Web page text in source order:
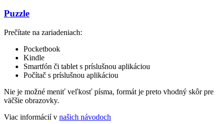
Puzzle
Prečítate na zariadeniach:
Pocketbook
Kindle
Smartfón či tablet s príslušnou aplikáciou
Počítač s príslušnou aplikáciou
Nie je možné meniť veľkosť písma, formát je preto vhodný skôr pre
väčšie obrazovky.
Viac informácií v našich návodoch